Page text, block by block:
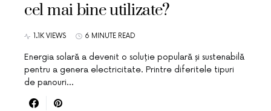
cel mai bine utilizate?
1.1K VIEWS 6 MINUTE READ
Energia solară a devenit o soluție populară și sustenabilă
pentru a genera electricitate. Printre diferitele tipuri
de panouri…